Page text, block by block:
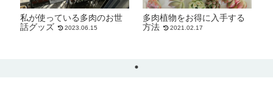
私が使っている多肉のお世
話グッズ
2023.06.15
多肉植物をお得に入手する
方法
2021.02.17